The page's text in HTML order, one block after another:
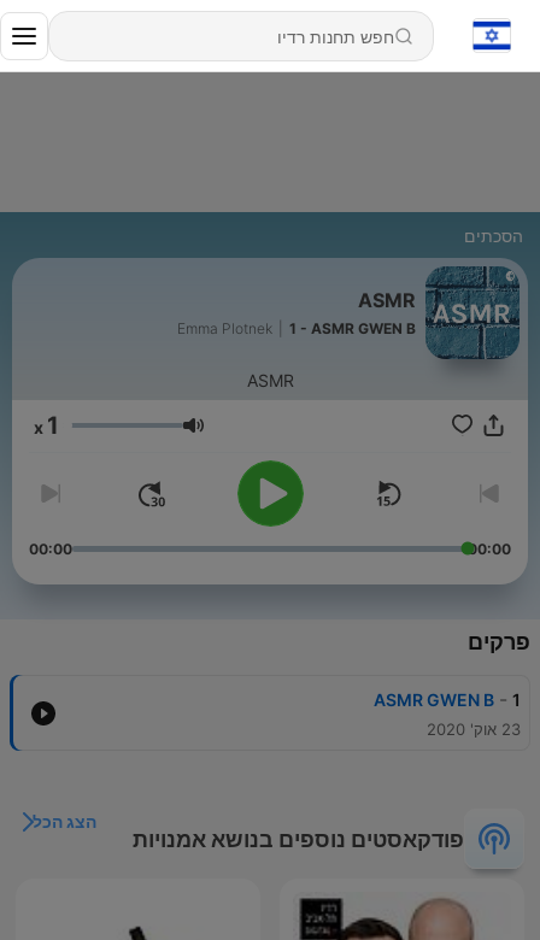
הסכתים
ASMR
Emma Plotnek 1 - ASMR GWEN B
ASMR
עוצמת שמע 1
00:00
00:00
פרקים
1
-
ASMR GWEN B
23 אוק' 2020
פודקאסטים נוספים בנושא אמנויות
הצג הכל